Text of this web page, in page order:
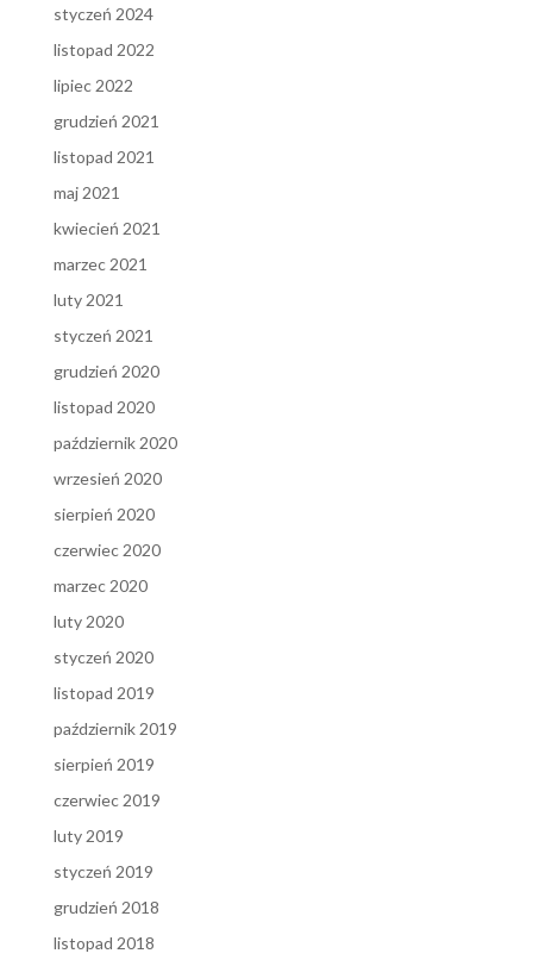
styczeń 2024
listopad 2022
lipiec 2022
grudzień 2021
listopad 2021
maj 2021
kwiecień 2021
marzec 2021
luty 2021
styczeń 2021
grudzień 2020
listopad 2020
październik 2020
wrzesień 2020
sierpień 2020
czerwiec 2020
marzec 2020
luty 2020
styczeń 2020
listopad 2019
październik 2019
sierpień 2019
czerwiec 2019
luty 2019
styczeń 2019
grudzień 2018
listopad 2018